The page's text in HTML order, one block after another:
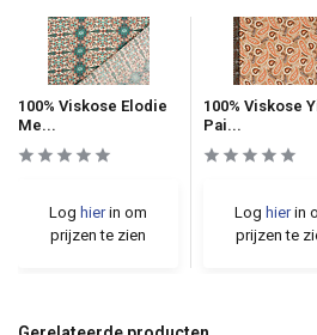
100% Viskose Elodie
Me...
Log hierin om
prijzen te zien
100% Viskose
Pai...
Log hierin
prijzen te